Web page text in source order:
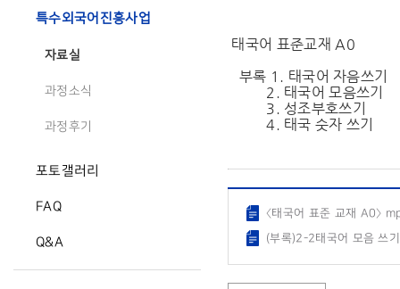
특수외국어진흥사업
자료실
과정소식
과정후기
포토갤러리
FAQ
Q&A
태국어 표준교재 A0
부록 1. 태국어 자음쓰기
2. 태국어 모음쓰기
3. 성조부호쓰기
4. 태국 숫자 쓰기
〈태국어 표준 교재 A0〉
(부록)2-2태국어 모음 쓰